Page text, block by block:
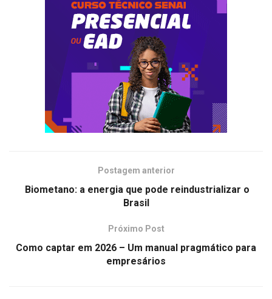
Postagem anterior
Biometano: a energia que pode reindustrializar o
Brasil
Próximo Post
Como captar em 2026 – Um manual pragmático para
empresários